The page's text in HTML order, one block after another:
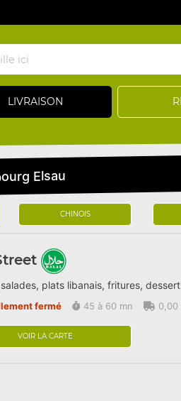
LIVRAISON
Elsau
CHINOIS
plats libanais, fritures,
fermé 45 à 60 mn 0,00
VOIR LA CARTE